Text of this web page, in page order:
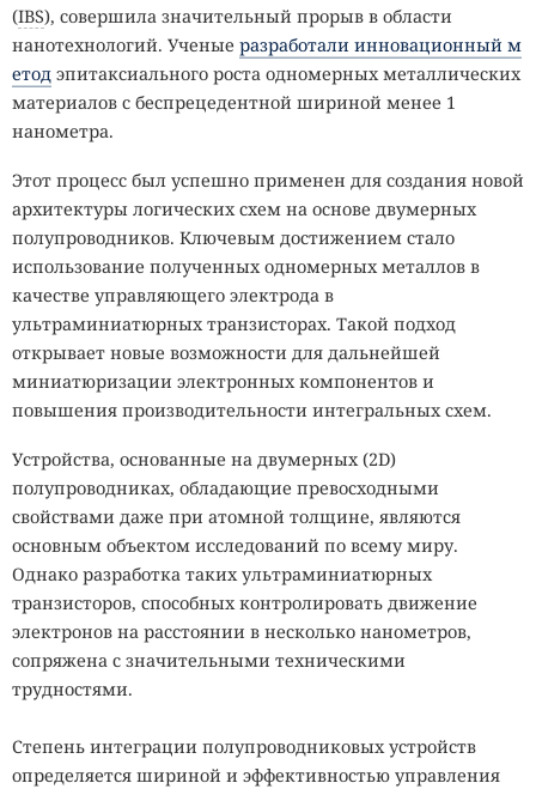
(IBS), совершила значительный прорыв в области
нанотехнологий. Ученые разработали инновационный м
етод эпитаксиального роста одномерных металлических
материалов с беспрецедентной шириной менее 1
нанометра.
Этот процесс был успешно применен для создания новой
архитектуры логических схем на основе двумерных
полупроводников. Ключевым достижением стало
использование полученных одномерных металлов в
качестве управляющего электрода в
ультраминиатюрных транзисторах. Такой подход
открывает новые возможности для дальнейшей
миниатюризации электронных компонентов и
повышения производительности интегральных схем.
Устройства, основанные на двумерных (2D)
полупроводниках, обладающие превосходными
свойствами даже при атомной толщине, являются
основным объектом исследований по всему миру.
Однако разработка таких ультраминиатюрных
транзисторов, способных контролировать движение
электронов на расстоянии в несколько нанометров,
сопряжена с значительными техническими
трудностями.
Степень интеграции полупроводниковых устройств
определяется шириной и эффективностью управления